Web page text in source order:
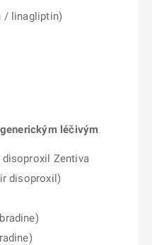
/ linagliptin)
léčivým
Zentiva
disoproxil)